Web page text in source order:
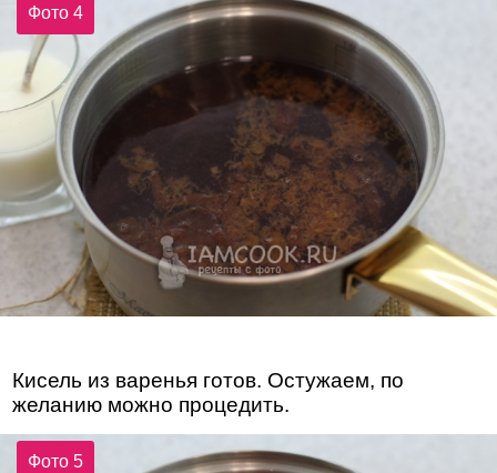
Фото 4
Кисель из варенья готов. Остужаем, по
желанию можно процедить.
Фото 5